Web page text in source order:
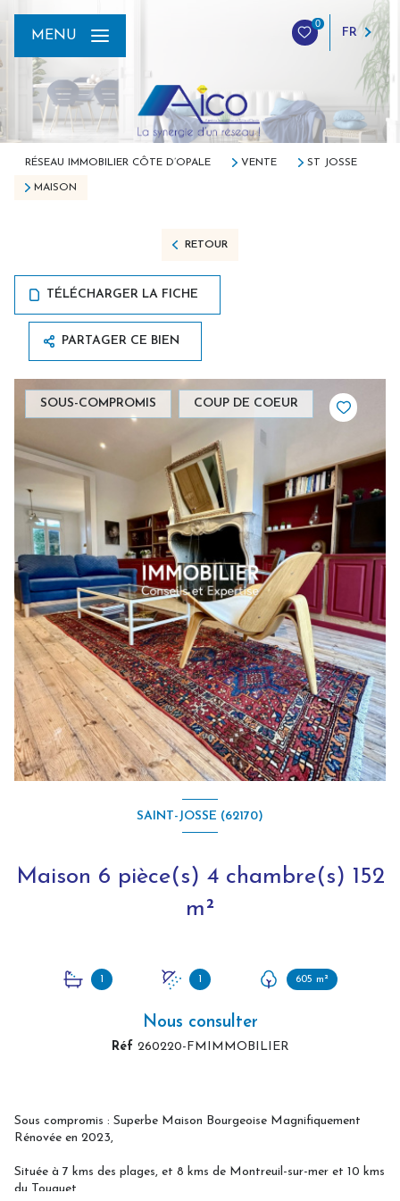
0
FR
MENU
RÉSEAU IMMOBILIER CÔTE D’OPALE VENTE ST JOSSE
MAISON
RETOUR
TÉLÉCHARGER LA FICHE
PARTAGER CE BIEN
SOUS-COMPROMIS COUP DE COEUR
SAINT-JOSSE (62170)
Maison 6 pièce(s) 4 chambre(s) 152
m²
1 1 605 m²
Nous consulter
Réf 260220-FMIMMOBILIER
Sous compromis : Superbe Maison Bourgeoise Magnifiquement
Rénovée en 2023,
Située à 7 kms des plages, et 8 kms de Montreuil-sur-mer et 10 kms
du Touquet,